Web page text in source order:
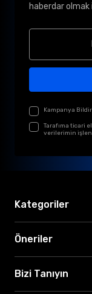
haberdar olmak
Kampanya
Tarafıma ticari
verilerimin
Kategoriler
Öneriler
Bizi Tanıyın